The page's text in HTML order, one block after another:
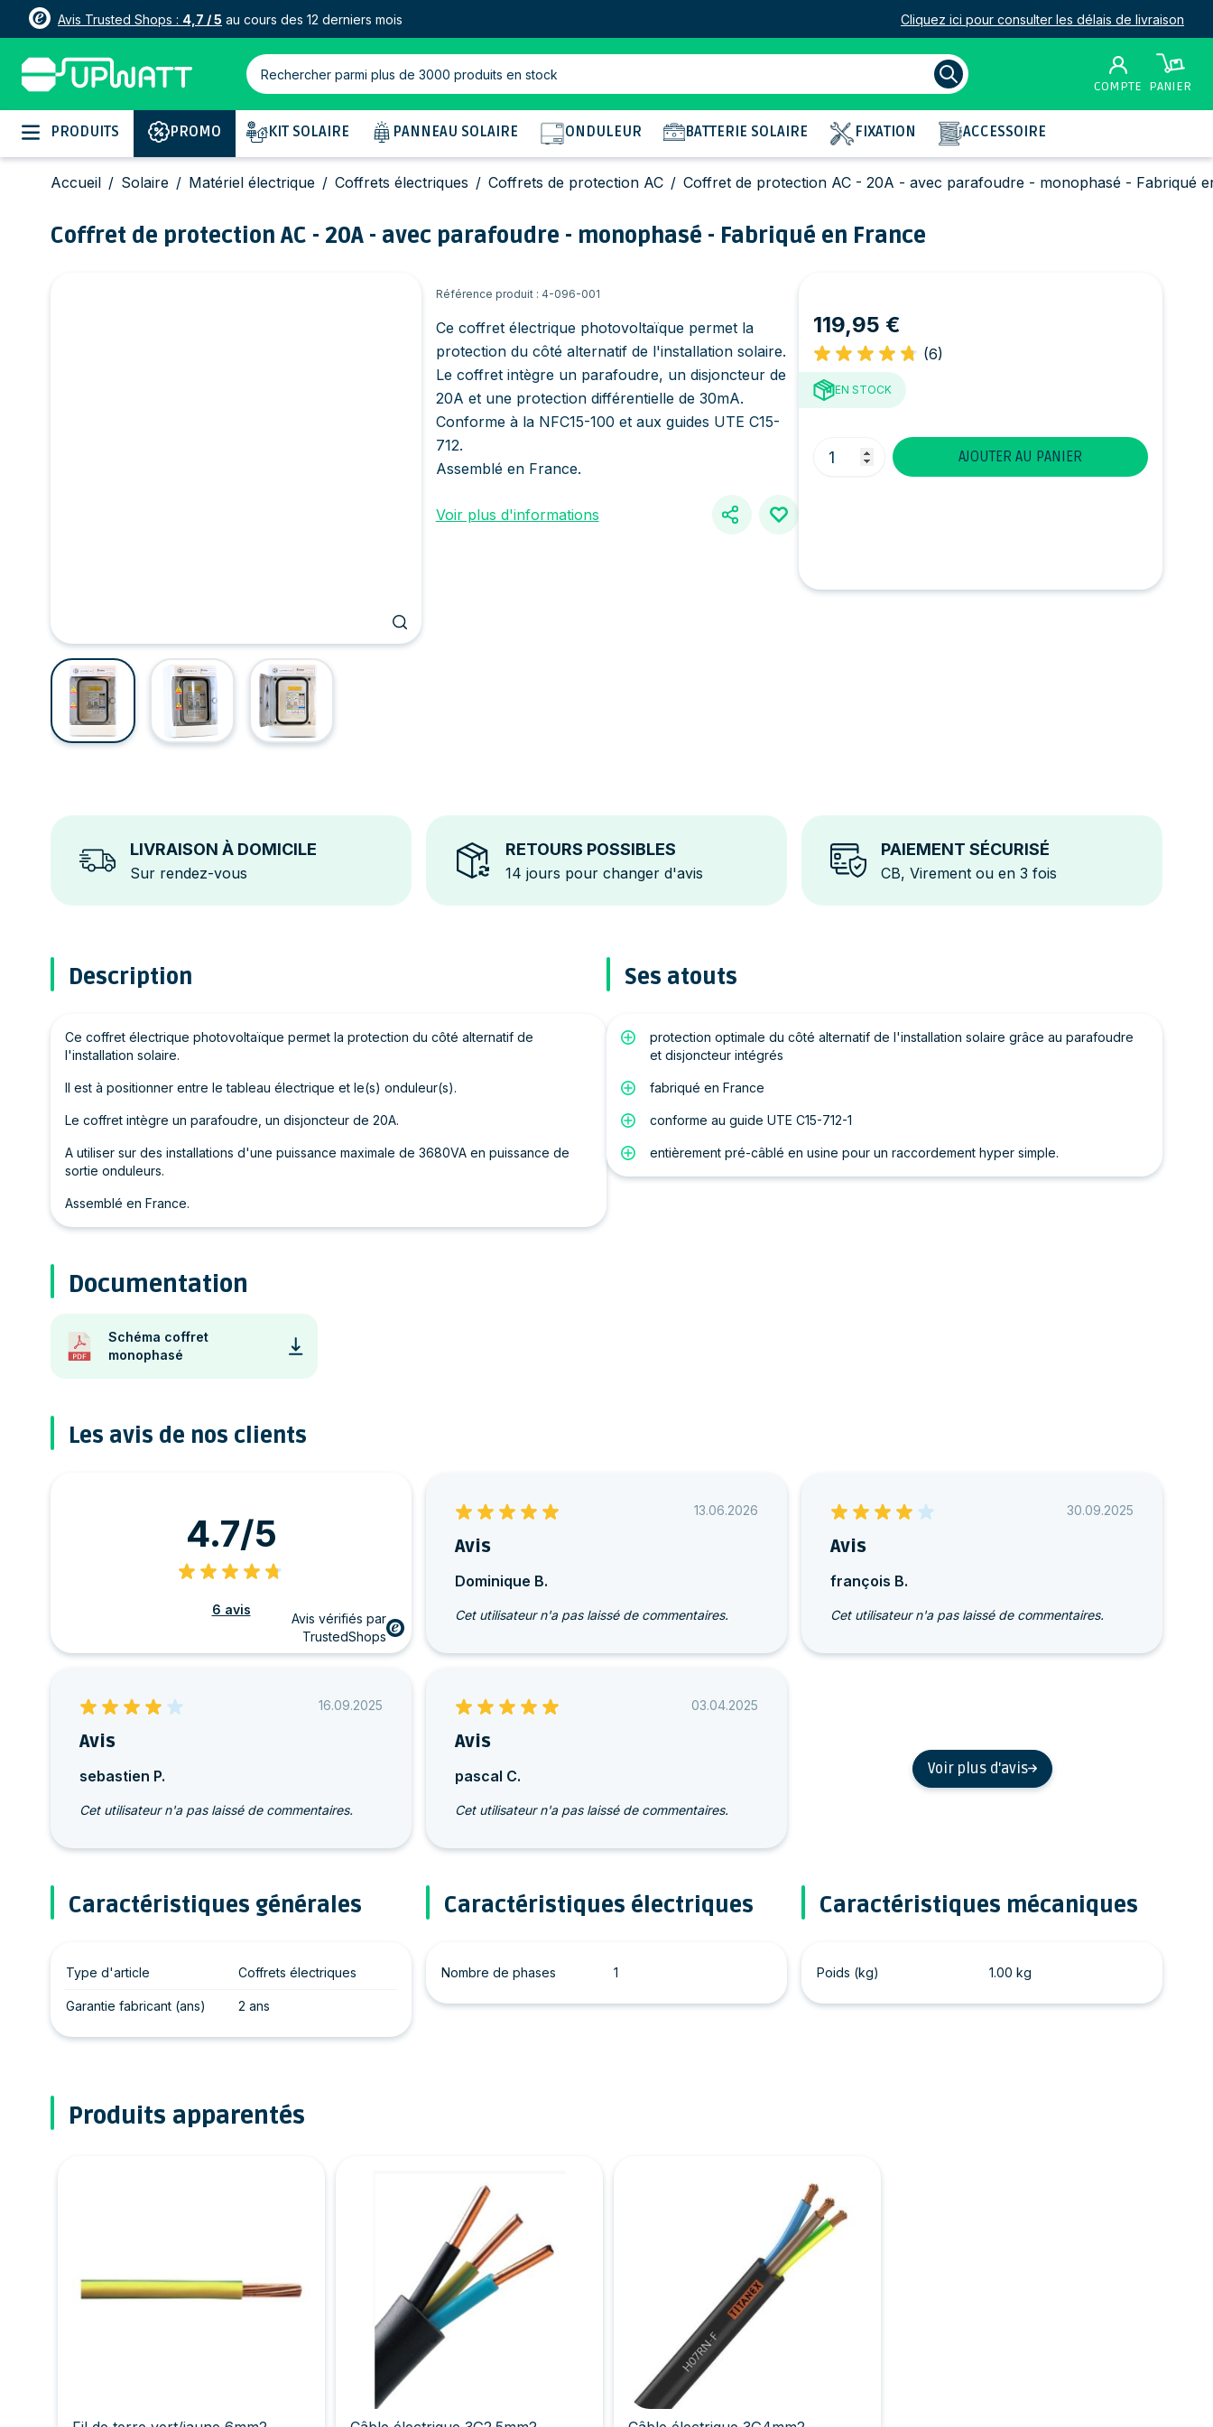
Avis Trusted Shops : 4,7 / 5 au cours des 12 derniers mois Cliquez ici pour consulter les délais de livraison
Rechercher parmi plus de 3000 produits en stock
COMPTE PANIER
Allez au contenu
PRODUITS PROMO KIT SOLAIRE PANNEAU SOLAIRE ONDULEUR BATTERIE SOLAIRE FIXATION ACCESSOIRE
Accueil / Solaire / Matériel électrique / Coffrets électriques / Coffrets de protection AC / Coffret de protection AC - 20A - avec parafoudre - monophasé - Fabriqué
Coffret de protection AC - 20A - avec parafoudre - monophasé - Fabriqué en France
Référence produit : 4-096-001
Ce coffret électrique photovoltaïque permet la
protection du côté alternatif de l'installation solaire.
Le coffret intègre un parafoudre, un disjoncteur de
20A et une protection différentielle de 30mA.
Conforme à la NFC15-100 et aux guides UTE C15-
712.
Assemblé en France.
Voir plus d'informations
119,95 €
(6)
EN STOCK
Quantité
AJOUTER AU PANIER
LIVRAISON À DOMICILE
Sur rendez-vous
RETOURS POSSIBLES
14 jours pour changer d'avis
PAIEMENT SÉCURISÉ
CB, Virement ou en 3 fois
Description
Ce coffret électrique photovoltaïque permet la protection du côté alternatif de
l'installation solaire.
Il est à positionner entre le tableau électrique et le(s) onduleur(s).
Le coffret intègre un parafoudre, un disjoncteur de 20A.
A utiliser sur des installations d'une puissance maximale de 3680VA en puissance de
sortie onduleurs.
Assemblé en France.
Ses atouts
protection optimale du côté alternatif de l'installation solaire grâce au parafoudre
et disjoncteur intégrés
fabriqué en France
conforme au guide UTE C15-712-1
entièrement pré-câblé en usine pour un raccordement hyper simple.
Documentation
Schéma coffret
monophasé
Les avis de nos clients
4.7/5
6 avis
Avis vérifiés par
TrustedShops
13.06.2026
Avis
Dominique B.
Cet utilisateur n'a pas laissé de commentaires.
30.09.2025
Avis
françois B.
Cet utilisateur n'a pas laissé de commentaires.
16.09.2025
Avis
sebastien P.
Cet utilisateur n'a pas laissé de commentaires.
03.04.2025
Avis
pascal C.
Cet utilisateur n'a pas laissé de commentaires.
Voir plus d'avis
Caractéristiques générales
Type d'article Coffrets électriques
Garantie fabricant (ans) 2 ans
Caractéristiques électriques
Nombre de phases 1
Caractéristiques mécaniques
Poids (kg) 1.00 kg
Produits apparentés